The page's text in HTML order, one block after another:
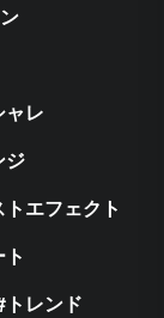
レ
ジ
エフェクト
トレンド